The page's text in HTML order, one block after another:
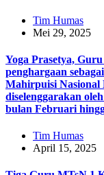
Tim Humas
Mei 29, 2025
Yoga Prasetya,
penghargaan
Mahirpuisi Nasional
diselenggarakan
bulan Februari
Tim Humas
April 15, 2025